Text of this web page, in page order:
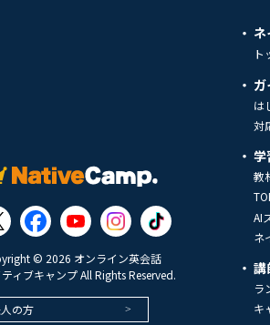
© 2026 オンライン英会話
ィブキャンプ All Rights Reserved.
の方
ト
ガ
は
対
学
教
AI
ネ
講
ラ
キ